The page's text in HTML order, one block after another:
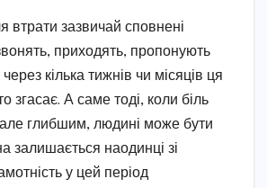
втрати зазвичай сповнені
приходять, пропонують
кілька тижнів чи місяців ця
згасає. А саме тоді, коли біль
глибшим, людині може бути
залишається наодинці зі
у цей період